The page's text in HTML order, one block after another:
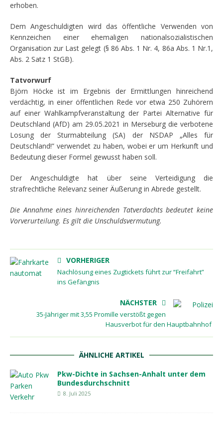
erhoben.
Dem Angeschuldigten wird das öffentliche Verwenden von
Kennzeichen einer ehemaligen nationalsozialistischen
Organisation zur Last gelegt (§ 86 Abs. 1 Nr. 4, 86a Abs. 1 Nr.1,
Abs. 2 Satz 1 StGB).
Tatvorwurf
Björn Höcke ist im Ergebnis der Ermittlungen hinreichend
verdächtig, in einer öffentlichen Rede vor etwa 250 Zuhörern
auf einer Wahlkampfveranstaltung der Partei Alternative für
Deutschland (AfD) am 29.05.2021 in Merseburg die verbotene
Losung der Sturmabteilung (SA) der NSDAP „Alles für
Deutschland!” verwendet zu haben, wobei er um Herkunft und
Bedeutung dieser Formel gewusst haben soll.
Der Angeschuldigte hat über seine Verteidigung die
strafrechtliche Relevanz seiner Äußerung in Abrede gestellt.
Die Annahme eines hinreichenden Tatverdachts bedeutet keine
Vorverurteilung. Es gilt die Unschuldsvermutung.
VORHERIGER
Nachlösung eines Zugtickets führt zur “Freifahrt”
ins Gefängnis
NÄCHSTER
35-Jähriger mit 3,55 Promille verstößt gegen
Hausverbot für den Hauptbahnhof
ÄHNLICHE ARTIKEL
Pkw-Dichte in Sachsen-Anhalt unter dem
Bundesdurchschnitt
8. Juli 2025